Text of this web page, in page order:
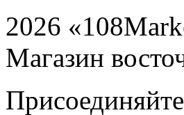
2026
Магазин